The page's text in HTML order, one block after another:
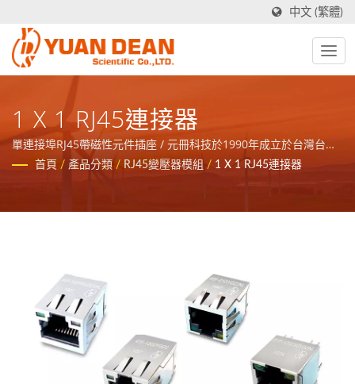
中文 (繁體)
1 X 1 RJ45連接器
單連接埠RJ45帶磁性元件插座 / 元冊科技於1990年成立於台灣台
南，工廠禾茂電子則在1995年成立於中國廈門，我們是業界領先的
首頁 / 產品分類 / RJ45變壓器模組 / 1 X 1 RJ45連接器